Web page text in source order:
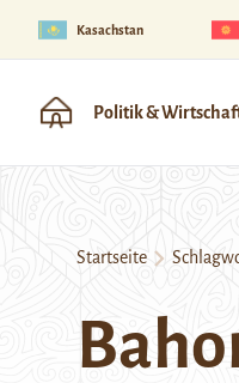
Kasachstan
Politik &
Startseite